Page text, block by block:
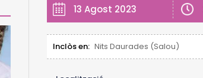
13 Agost 2023
Inclòs en: Nits Daurades (Salou)